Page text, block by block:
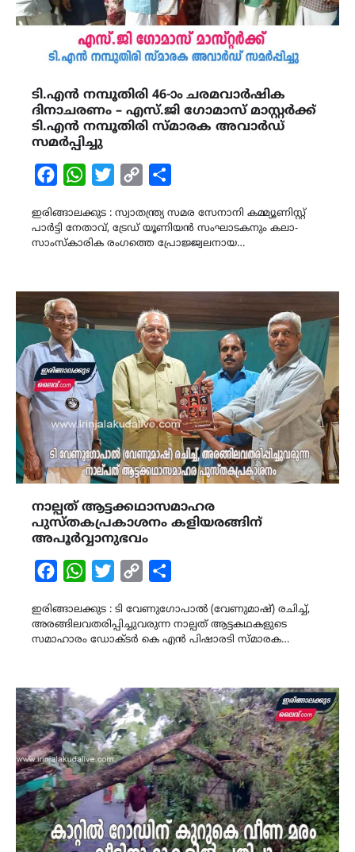
ടി.എൻ നമ്പൂതിരി 46-ാം ചരമവാർഷിക
ദിനാചരണം – എസ്.ജി ഗോമാസ് മാസ്റ്റർക്ക്
ടി.എൻ നമ്പൂതിരി സ്മാരക അവാർഡ്
സമർപ്പിച്ചു
FacebookWhatsAppTwitterCopy
ഇരിങ്ങാലക്കുട : സ്വാതന്ത്ര്യ സമര സേനാനി കമ്മ്യൂണിസ്റ്റ്
പാർട്ടി നേതാവ്, ട്രേഡ് യൂണിയൻ സംഘാടകനും കലാ-
സാംസ്കാരിക രംഗത്തെ പ്രോജ്ജ്വലനായ…
നാല്പത് ആട്ടക്കഥാസമാഹര
പുസ്തകപ്രകാശനം കളിയരങ്ങിന്
അപൂർവ്വാനുഭവം
FacebookWhatsAppTwitterCopy
ഇരിങ്ങാലക്കുട : ടി വേണുഗോപാൽ (വേണുമാഷ്) രചിച്ച്,
അരങ്ങിലവതരിപ്പിച്ചുവരുന്ന നാല്പത് ആട്ടകഥകളുടെ
സമാഹാരം ഡോക്ടർ കെ എൻ പിഷാരടി സ്മാരക…